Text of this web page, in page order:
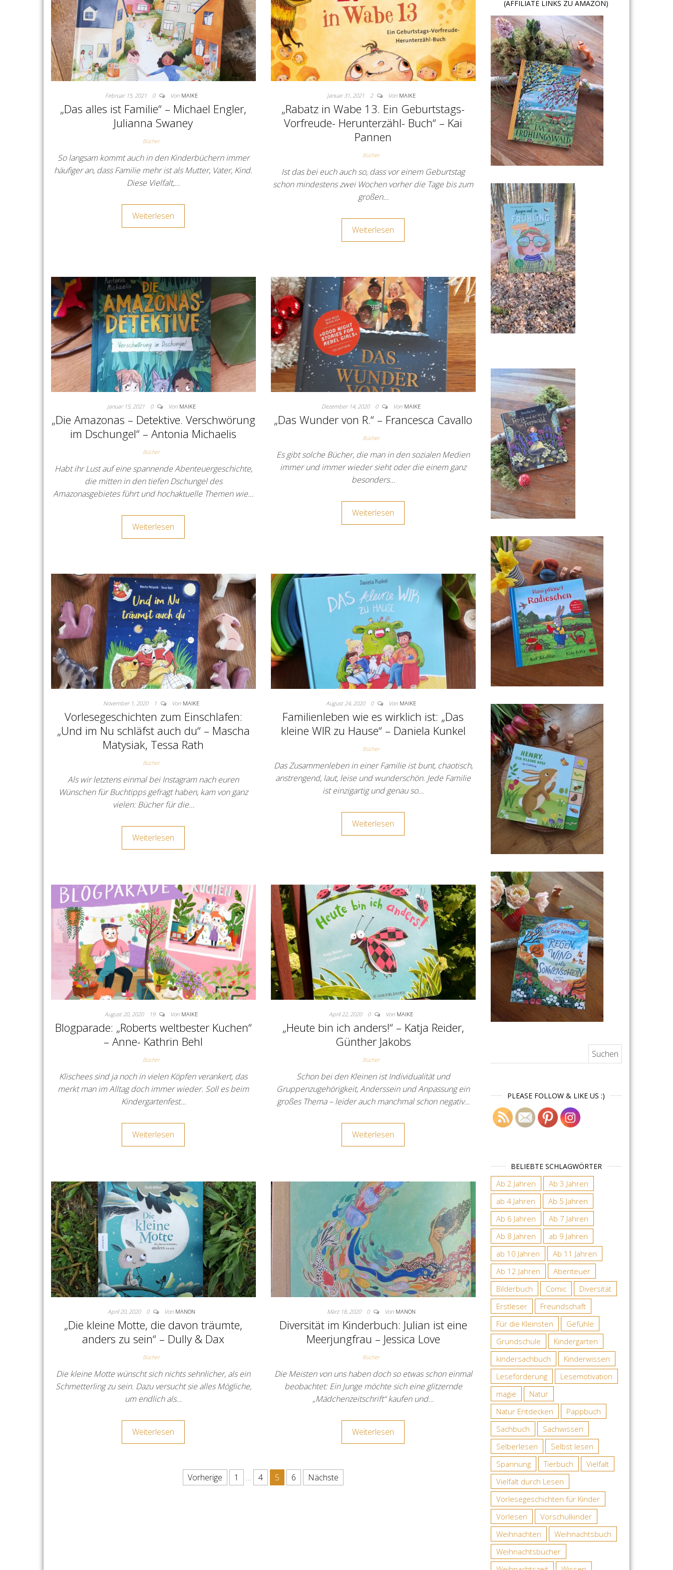
Februar 15, 2021 0 Von MAIKE
„Das alles ist Familie“ – Michael Engler,
Julianna Swaney
Bücher
So langsam kommt auch in den Kinderbüchern immer
häufiger an, dass Familie mehr ist als Mutter, Vater, Kind.
Diese Vielfalt,…
Weiterlesen
Januar 31, 2021 2 Von MAIKE
„Rabatz in Wabe 13. Ein Geburtstags-
Vorfreude- Herunterzähl- Buch“ – Kai
Pannen
Bücher
Ist das bei euch auch so, dass vor einem Geburtstag
schon mindestens zwei Wochen vorher die Tage bis zum
großen…
Weiterlesen
Januar 15, 2021 0 Von MAIKE
„Die Amazonas – Detektive. Verschwörung
im Dschungel“ – Antonia Michaelis
Bücher
Habt ihr Lust auf eine spannende Abenteuergeschichte,
die mitten in den tiefen Dschungel des
Amazonasgebietes führt und hochaktuelle Themen wie…
Weiterlesen
Dezember 14, 2020 0 Von MAIKE
„Das Wunder von R.“ – Francesca Cavallo
Bücher
Es gibt solche Bücher, die man in den sozialen Medien
immer und immer wieder sieht oder die einem ganz
besonders…
Weiterlesen
November 1, 2020 1 Von MAIKE
Vorlesegeschichten zum Einschlafen:
„Und im Nu schläfst auch du“ – Mascha
Matysiak, Tessa Rath
Bücher
Als wir letztens einmal bei Instagram nach euren
Wünschen für Buchtipps gefragt haben, kam von ganz
vielen: Bücher für die…
Weiterlesen
August 24, 2020 0 Von MAIKE
Familienleben wie es wirklich ist: „Das
kleine WIR zu Hause“ – Daniela Kunkel
Bücher
Das Zusammenleben in einer Familie ist bunt, chaotisch,
anstrengend, laut, leise und wunderschön. Jede Familie
ist einzigartig und genau so…
Weiterlesen
August 20, 2020 19 Von MAIKE
Blogparade: „Roberts weltbester Kuchen“
– Anne- Kathrin Behl
Bücher
Klischees sind ja noch in vielen Köpfen verankert, das
merkt man im Alltag doch immer wieder. Soll es beim
Kindergartenfest…
Weiterlesen
April 22, 2020 0 Von MAIKE
„Heute bin ich anders!“ – Katja Reider,
Günther Jakobs
Bücher
Schon bei den Kleinen ist Individualität und
Gruppenzugehörigkeit, Anderssein und Anpassung ein
großes Thema – leider auch manchmal schon negativ…
Weiterlesen
April 20, 2020 0 Von MANON
„Die kleine Motte, die davon träumte,
anders zu sein“ – Dully & Dax
Bücher
Die kleine Motte wünscht sich nichts sehnlicher, als ein
Schmetterling zu sein. Dazu versucht sie alles Mögliche,
um endlich als…
Weiterlesen
März 18, 2020 0 Von MANON
Diversität im Kinderbuch: Julian ist eine
Meerjungfrau – Jessica Love
Bücher
Die Meisten von uns haben doch so etwas schon einmal
beobachtet: Ein Junge möchte sich eine glitzernde
„Mädchenzeitschrift“ kaufen und…
Weiterlesen
Seitennummerierung der Beiträge
Vorherige 1 … 4 5 6 Nächste
(AFFILIATE LINKS ZU AMAZON)
PLEASE FOLLOW & LIKE US :)
BELIEBTE SCHLAGWÖRTER
Ab 2 Jahren
Ab 3 Jahren
ab 4 Jahren
Ab 5 Jahren
Ab 6 Jahren
Ab 7 Jahren
Ab 8 Jahren
ab 9 Jahren
ab 10 Jahren
Ab 11 Jahren
Ab 12 Jahren
Abenteuer
Bilderbuch
Comic
Diversität
Erstleser
Freundschaft
Für die Kleinsten
Gefühle
Grundschule
Kindergarten
kindersachbuch
Kinderwissen
Leseförderung
Lesemotivation
magie
Natur
Natur Entdecken
Pappbuch
Sachbuch
Sachwissen
Selberlesen
Selbst lesen
Spannung
Tierbuch
Vielfalt
Vielfalt durch Lesen
Vorlesegeschichten für Kinder
Vorlesen
Vorschulkinder
Weihnachten
Weihnachtsbuch
Weihnachtsbücher